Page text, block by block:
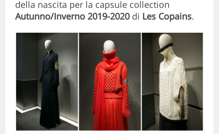
della nascita per la capsule collection
Autunno/Inverno 2019-2020 di Les Copains.